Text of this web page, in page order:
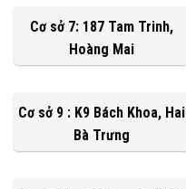
Cơ sở 7: 187 Tam Trinh,
Hoàng Mai
Cơ sở 9 : K9 Bách Khoa, Hai
Bà Trưng